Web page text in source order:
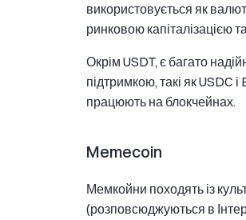
використовується як
ринковою капіталізацією
Окрім USDT, є багато
підтримкою, такі як USDC
працюють на блокчейнах.
Memecoin
Мемкойни походять із
(розповсюджуються в